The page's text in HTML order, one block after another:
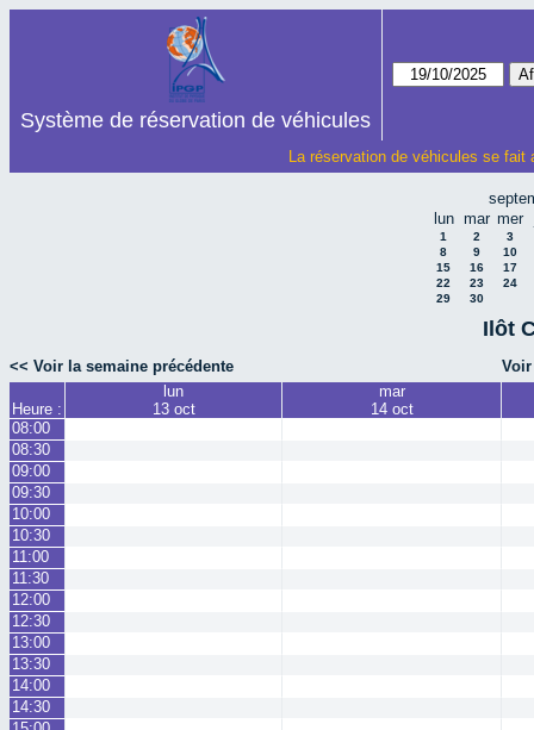
Système de réservation de véhicules
La réservation de véhicules se
lun mar mer
1 2
3
8
9
10
15
16
17
22
23
24
29
30
Ilôt
<< Voir la semaine précédente
Heure :
lun
13 oct
mar
14 oct
08:00
08:30
09:00
09:30
10:00
10:30
11:00
11:30
12:00
12:30
13:00
13:30
14:00
14:30